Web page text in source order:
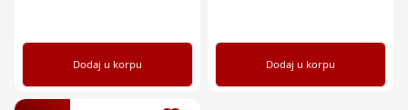
Dodaj u korpu Dodaj u korpu